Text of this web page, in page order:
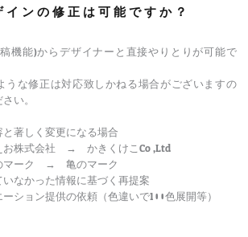
インの修正は可能ですか？
機能)からデザイナーと直接やりとりが可能で
うな修正は対応致しかねる場合がございますの
い。
と著しく変更になる場合
お株式会社 → かきくけこCo.,Ltd.
マーク → 亀のマーク
いなかった情報に基づく再提案
ション提供の依頼（色違いで100色展開等）